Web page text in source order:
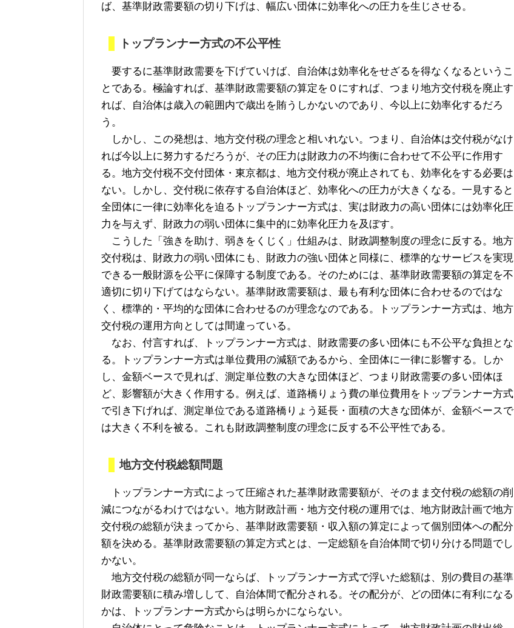
ば、基準財政需要額の切り下げは、幅広い団体に効率化への圧力を生じさせる。
トップランナー方式の不公平性
要するに基準財政需要を下げていけば、自治体は効率化をせざるを得なくなるというこ
とである。極論すれば、基準財政需要額の算定を０にすれば、つまり地方交付税を廃止す
れば、自治体は歳入の範囲内で歳出を賄うしかないのであり、今以上に効率化するだろ
う。
しかし、この発想は、地方交付税の理念と相いれない。つまり、自治体は交付税がなけ
れば今以上に努力するだろうが、その圧力は財政力の不均衡に合わせて不公平に作用す
る。地方交付税不交付団体・東京都は、地方交付税が廃止されても、効率化をする必要は
ない。しかし、交付税に依存する自治体ほど、効率化への圧力が大きくなる。一見すると
全団体に一律に効率化を迫るトップランナー方式は、実は財政力の高い団体には効率化圧
力を与えず、財政力の弱い団体に集中的に効率化圧力を及ぼす。
こうした「強きを助け、弱きをくじく」仕組みは、財政調整制度の理念に反する。地方
交付税は、財政力の弱い団体にも、財政力の強い団体と同様に、標準的なサービスを実現
できる一般財源を公平に保障する制度である。そのためには、基準財政需要額の算定を不
適切に切り下げてはならない。基準財政需要額は、最も有利な団体に合わせるのではな
く、標準的・平均的な団体に合わせるのが理念なのである。トップランナー方式は、地方
交付税の運用方向としては間違っている。
なお、付言すれば、トップランナー方式は、財政需要の多い団体にも不公平な負担とな
る。トップランナー方式は単位費用の減額であるから、全団体に一律に影響する。しか
し、金額ベースで見れば、測定単位数の大きな団体ほど、つまり財政需要の多い団体ほ
ど、影響額が大きく作用する。例えば、道路橋りょう費の単位費用をトップランナー方式
で引き下げれば、測定単位である道路橋りょう延長・面積の大きな団体が、金額ベースで
は大きく不利を被る。これも財政調整制度の理念に反する不公平性である。
地方交付税総額問題
トップランナー方式によって圧縮された基準財政需要額が、そのまま交付税の総額の削
減につながるわけではない。地方財政計画・地方交付税の運用では、地方財政計画で地方
交付税の総額が決まってから、基準財政需要額・収入額の算定によって個別団体への配分
額を決める。基準財政需要額の算定方式とは、一定総額を自治体間で切り分ける問題でし
かない。
地方交付税の総額が同一ならば、トップランナー方式で浮いた総額は、別の費目の基準
財政需要額に積み増しして、自治体間で配分される。その配分が、どの団体に有利になる
かは、トップランナー方式からは明らかにならない。